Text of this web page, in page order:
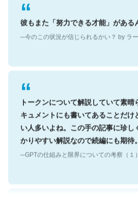
彼もまた「努力できる才能」がある
─今のこの状況が信じられるかい？ by ラ
トークンについて解説していて素晴
キュメントにも書いてあることだけ
い人多いよね。この手の記事に珍し
かりやすい解説なので続編にも期待。
─GPTの仕組みと限界についての考察（１